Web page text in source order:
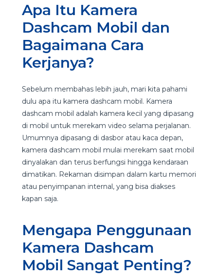
Apa Itu Kamera
Dashcam Mobil dan
Bagaimana Cara
Kerjanya?
Sebelum membahas lebih jauh, mari kita pahami
dulu apa itu kamera dashcam mobil. Kamera
dashcam mobil adalah kamera kecil yang dipasang
di mobil untuk merekam video selama perjalanan.
Umumnya dipasang di dasbor atau kaca depan,
kamera dashcam mobil mulai merekam saat mobil
dinyalakan dan terus berfungsi hingga kendaraan
dimatikan. Rekaman disimpan dalam kartu memori
atau penyimpanan internal, yang bisa diakses
kapan saja.
Mengapa Penggunaan
Kamera Dashcam
Mobil Sangat Penting?